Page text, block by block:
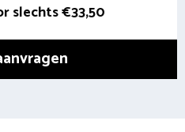
slechts €33,50